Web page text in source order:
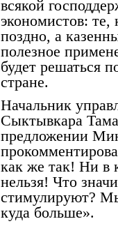
всякой
экономистов: те,
поздно, а
полезное
будет решаться
стране.
Начальник
Сыктывкара
предложении
как же так! Ни в
нельзя! Что
стимулируют?
куда больше».